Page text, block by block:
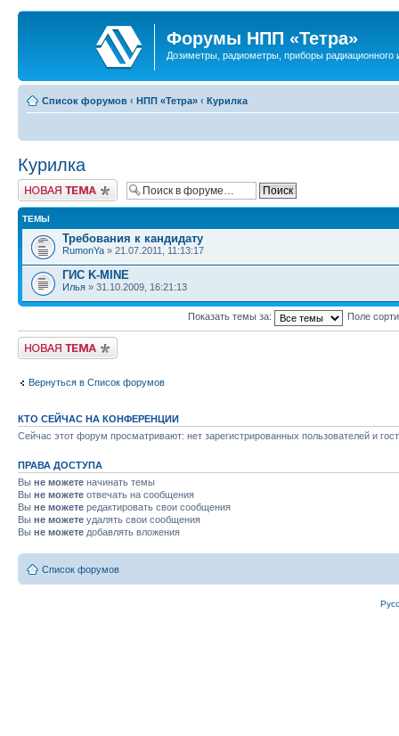
Форумы НПП «Тетра»
Дозиметры, радиометры, приборы радиационного
Список форумов ‹ НПП «Тетра» ‹ Курилка
Курилка
Новая тема
ТЕМЫ
Требования к кандидату
RumonYa » 21.07.2011, 11:13:17
ГИС K-MINE
Илья » 31.10.2009, 16:21:13
Показать темы за: Поле
Новая тема
Вернуться в Список форумов
КТО СЕЙЧАС НА КОНФЕРЕНЦИИ
Сейчас этот форум просматривают: нет зарегистрированных пользователей и
ПРАВА ДОСТУПА
Вы не можете начинать темы
Вы не можете отвечать на сообщения
Вы не можете редактировать свои сообщения
Вы не можете удалять свои сообщения
Вы не можете добавлять вложения
Список форумов